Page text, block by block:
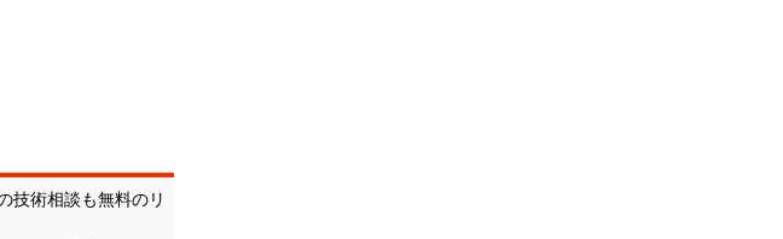
技術相談も無料のリ